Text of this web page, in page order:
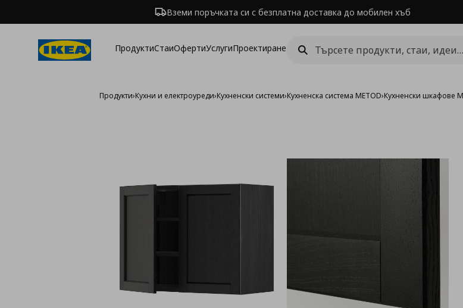
Вземи поръчката си с безплатна доставка до мобилен хъб
ПродуктиСтаиОфертиУслугиПроектиране
Продукти›Кухни и електроуреди›Кухненски системи›Кухненска система METOD›Кухненски шкафове